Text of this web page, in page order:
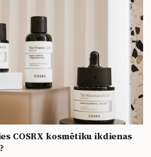
COSRX kosmētiku ikdienas